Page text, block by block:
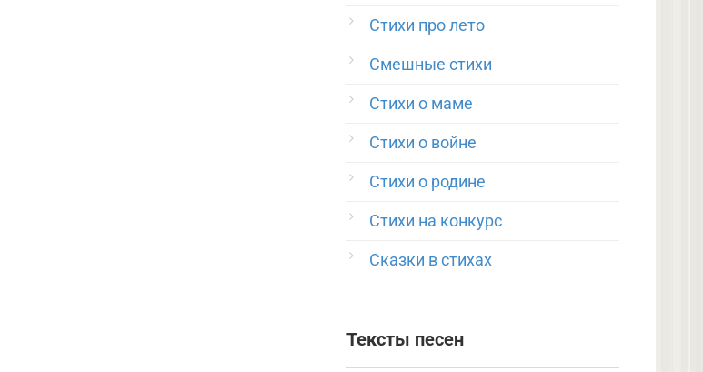
Стихи про лето
Смешные стихи
Стихи о маме
Стихи о войне
Стихи о родине
Стихи на конкурс
Сказки в стихах
Тексты песен